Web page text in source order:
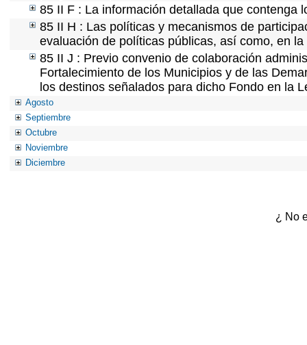
85 II F : La información detallada que contenga
85 II H : Las políticas y mecanismos de
evaluación de políticas públicas, así como, en
85 II J : Previo convenio de colaboración
Fortalecimiento de los Municipios y de las
los destinos señalados para dicho Fondo en la
Agosto
Septiembre
Octubre
Noviembre
Diciembre
¿ No